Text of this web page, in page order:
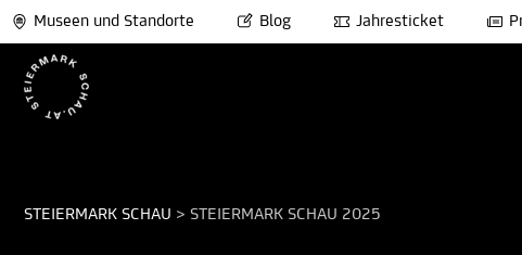
Museen und Standorte Blog Jahresticket
STEIERMARK SCHAU > STEIERMARK SCHAU 2025